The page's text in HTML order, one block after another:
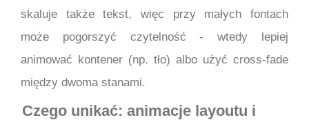
skaluje także tekst, więc przy małych fontach
może pogorszyć czytelność - wtedy lepiej
animować kontener (np. tło) albo użyć cross-fade
między dwoma stanami.
Czego unikać: animacje layoutu i